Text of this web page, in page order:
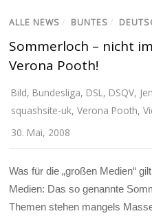
ALLE NEWS / BUNTES /
Sommerloch – nicht
Verona Pooth!
Bild, Bundesliga, DSL, DSQV,
squashsite-uk,Verona Pooth,
30. Mai, 2008
Was für die „großen Medien“
Medien: Das so genannte
Themen stehen mangels